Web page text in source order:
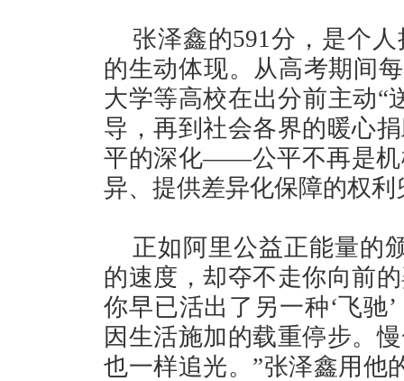
张泽鑫的591分，是个
的生动体现。从高考期间
大学等高校在出分前主动“
导，再到社会各界的暖心
平的深化——公平不再是机
异、提供差异化保障的权利
正如阿里公益正能量的
的速度，却夺不走你向前
你早已活出了另一种‘飞驰
因生活施加的载重停步。
也一样追光。”张泽鑫用他